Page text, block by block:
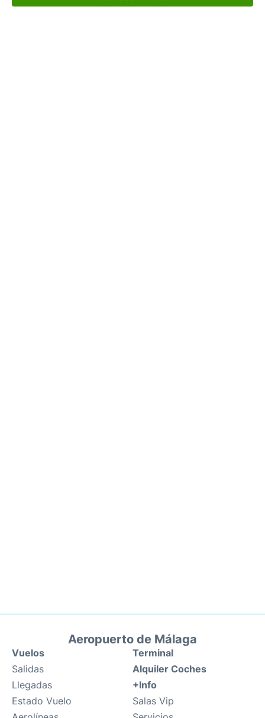
Aeropuerto de Málaga
Vuelos
Salidas
Llegadas
Estado Vuelo
Terminal
Alquiler Coches
+Info
Salas Vip